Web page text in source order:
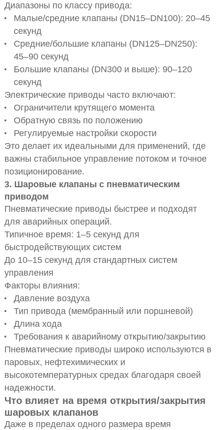
Диапазоны по классу привода:
Малые/средние клапаны (DN15–DN100): 20–45
секунд
Средние/большие клапаны (DN125–DN250):
45–90 секунд
Большие клапаны (DN300 и выше): 90–120
секунд
Электрические приводы часто включают:
Ограничители крутящего момента
Обратную связь по положению
Регулируемые настройки скорости
Это делает их идеальными для применений, где
важны стабильное управление потоком и точное
позиционирование.
3. Шаровые клапаны с пневматическим
приводом
Пневматические приводы быстрее и подходят
для аварийных операций.
Типичное время: 1–5 секунд для
быстродействующих систем
До 10–15 секунд для стандартных систем
управления
Факторы влияния:
Давление воздуха
Тип привода (мембранный или поршневой)
Длина хода
Требования к аварийному открытию/закрытию
Пневматические приводы широко используются в
паровых, нефтехимических и
высокотемпературных средах благодаря своей
надежности.
Что влияет на время открытия/закрытия
шаровых клапанов
Даже в пределах одного размера время